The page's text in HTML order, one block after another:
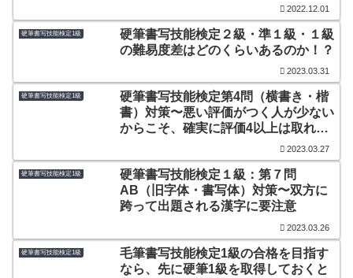
2022.12.01
硬筆書写技能検定1級
硬筆書写技能検定２級・準１級・１級
の難易度差はどのくらいあるのか！？
2023.03.31
硬筆書写技能検定1級
硬筆書写技能検定第4問（横書き・楷
書）対策〜悪い評価がつく人が少ない
からこそ、確実に評価4以上は取れる
2023.03.27
硬筆書写技能検定1級
硬筆書写技能検定１級：第７問
AB（旧字体・書写体）対策〜双方に
跨って出題される漢字に要注意
2023.03.26
硬筆書写技能検定1級
毛筆書写技能検定1級の合格を目指す
なら、先に硬筆1級を取得しておくと